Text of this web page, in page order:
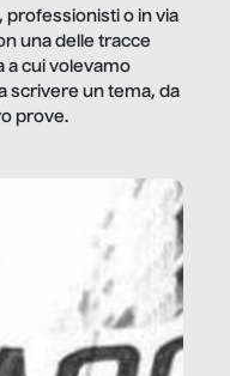
professionisti o in via
una delle tracce
a cui volevamo
scrivere un tema, da
prove.